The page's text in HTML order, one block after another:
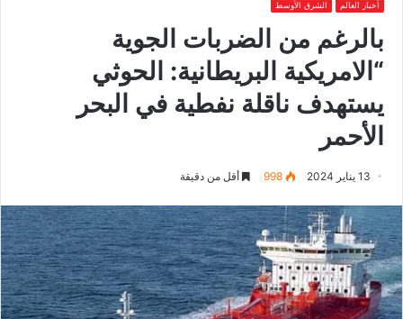
أخبار العالم الشرق الأوسط
بالرغم من الضربات الجوية
“الامريكية البريطانية: الحوثي
يستهدف ناقلة نفطية في البحر
الأحمر
13 يناير 2024 998 أقل من دقيقة